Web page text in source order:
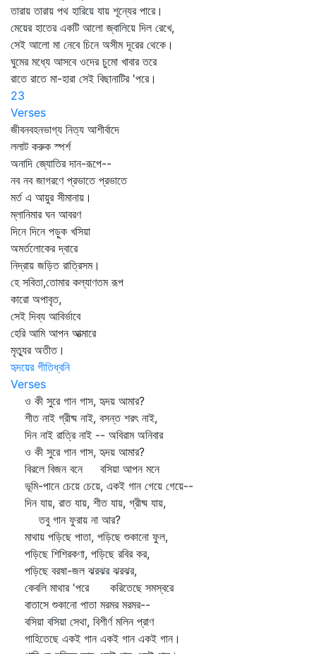
তারায় তারায় পথ হারিয়ে যায় শূন্যের পারে।
মেয়ের হাতের একটি আলো জ্বালিয়ে দিল রেখে,
সেই আলো মা নেবে চিনে অসীম দূরের থেকে।
ঘুমের মধ্যে আসবে ওদের চুমো খাবার তরে
রাতে রাতে মা-হারা সেই বিছানাটির 'পরে।
23
Verses
জীবনবহনভাগ্য নিত্য আশীর্বাদে
ললাট করুক স্পর্শ
অনাদি জ্যোতির দান-রূপে--
নব নব জাগরণে প্রভাতে প্রভাতে
মর্ত এ আয়ুর সীমানায়।
ম্লানিমার ঘন আবরণ
দিনে দিনে পড়ুক খসিয়া
অমর্তলোকের দ্বারে
নিদ্রায় জড়িত রাত্রিসম।
হে সবিতা,তোমার কল্যাণতম রূপ
কারো অপাবৃত,
সেই দিব্য আবির্ভাবে
হেরি আমি আপন আত্মারে
মৃত্যুর অতীত।
হৃদয়ের গীতিধ্বনি
Verses
ও কী সুরে গান গাস, হৃদয় আমার?
শীত নাই গ্রীষ্ম নাই, বসন্ত শরৎ নাই,
দিন নাই রাত্রি নাই -- অবিরাম অনিবার
ও কী সুরে গান গাস, হৃদয় আমার?
বিরলে বিজন বনে বসিয়া আপন মনে
ভূমি-পানে চেয়ে চেয়ে, একই গান গেয়ে গেয়ে--
দিন যায়, রাত যায়, শীত যায়, গ্রীষ্ম যায়,
তবু গান ফুরায় না আর?
মাথায় পড়িছে পাতা, পড়িছে শুকানো ফুল,
পড়িছে শিশিরকণা, পড়িছে রবির কর,
পড়িছে বরষা-জল ঝরঝর ঝরঝর,
কেবলি মাথার 'পরে করিতেছে সমস্বরে
বাতাসে শুকানো পাতা মরমর মরমর--
বসিয়া বসিয়া সেথা, বিশীর্ণ মলিন প্রাণ
গাহিতেছে একই গান একই গান একই গান।